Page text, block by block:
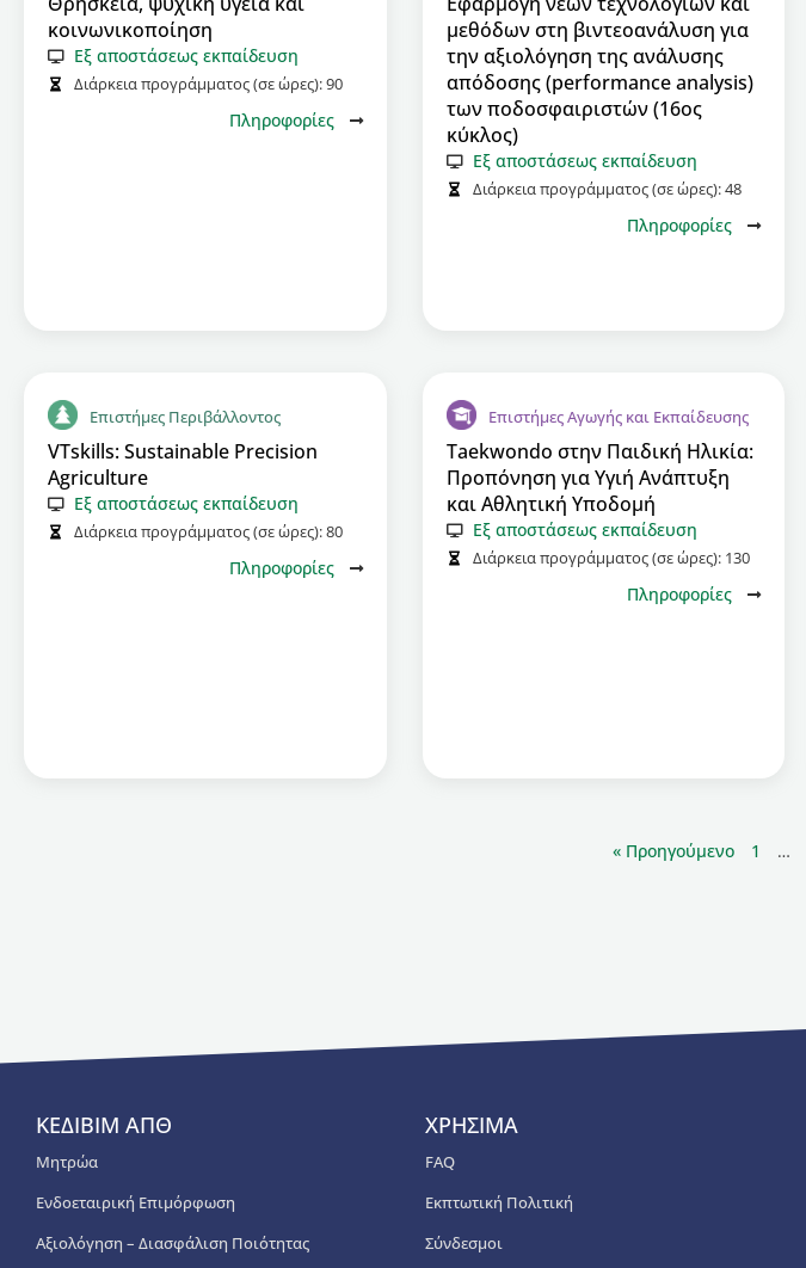
κοινωνικοποίηση
Εξ αποστάσεως εκπαίδευση
Διάρκεια προγράμματος (σε ώρες):90
Πληροφορίες
μεθόδων στη βιντεοανάλυση για
την αξιολόγηση της ανάλυσης
απόδοσης (performance analysis)
των ποδοσφαιριστών (16ος
κύκλος)
Εξ αποστάσεως εκπαίδευση
Διάρκεια προγράμματος (σε ώρες):48
Πληροφορίες
Επιστήμες Περιβάλλοντος
VTskills: Sustainable Precision
Agriculture
Εξ αποστάσεως εκπαίδευση
Διάρκεια προγράμματος (σε ώρες):80
Πληροφορίες
Επιστήμες Αγωγής και Εκπαίδευσης
Taekwondo στην Παιδική Ηλικία:
Προπόνηση για Υγιή Ανάπτυξη
και Αθλητική Υποδομή
Εξ αποστάσεως εκπαίδευση
Διάρκεια προγράμματος (σε ώρες): 130
Πληροφορίες
« Προηγούμενο 1 …
ΚΕΔΙΒΙΜ ΑΠΘ
Μητρώα
Ενδοεταιρική Επιμόρφωση
Αξιολόγηση – Διασφάλιση Ποιότητας
ΧΡΗΣΙΜΑ
FAQ
Εκπτωτική Πολιτική
Σύνδεσμοι